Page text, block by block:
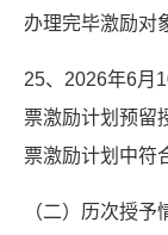
办理完毕激励对
25、2026年6月
票激励计划预留
票激励计划中符
（二）历次授予